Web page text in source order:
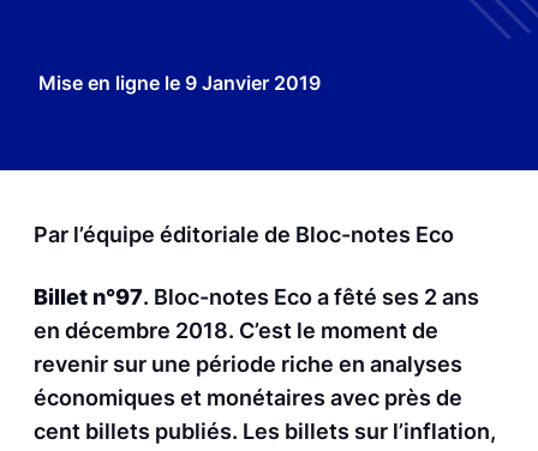
Mise en ligne le 9 Janvier 2019
Par l’équipe éditoriale de Bloc-notes Eco
Billet n°97. Bloc-notes Eco a fêté ses 2 ans
en décembre 2018. C’est le moment de
revenir sur une période riche en analyses
économiques et monétaires avec près de
cent billets publiés. Les billets sur l’inflation,